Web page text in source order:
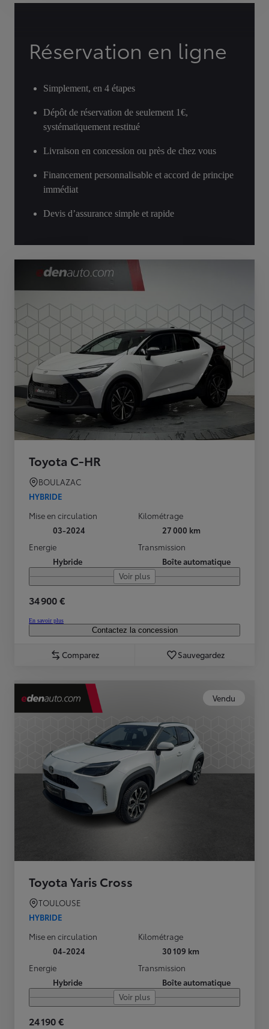
Réservation en ligne
Simplement, en 4 étapes
Dépôt de réservation de seulement 1€,
systématiquement restitué
Livraison en concession ou près de chez vous
Financement personnalisable et accord de principe
immédiat
Devis d’assurance simple et rapide
Toyota C-HR
BOULAZAC
HYBRIDE
Mise en circulation
03-2024
Kilométrage
27 000 km
Energie
Hybride
Transmission
Boîte automatique
Voir plus
34 900 €
En savoir plus
Contactez la concession
Comparez Sauvegardez
Vendu
Toyota Yaris Cross
TOULOUSE
HYBRIDE
Mise en circulation
04-2024
Kilométrage
30 109 km
Energie
Hybride
Transmission
Boîte automatique
Voir plus
24 190 €